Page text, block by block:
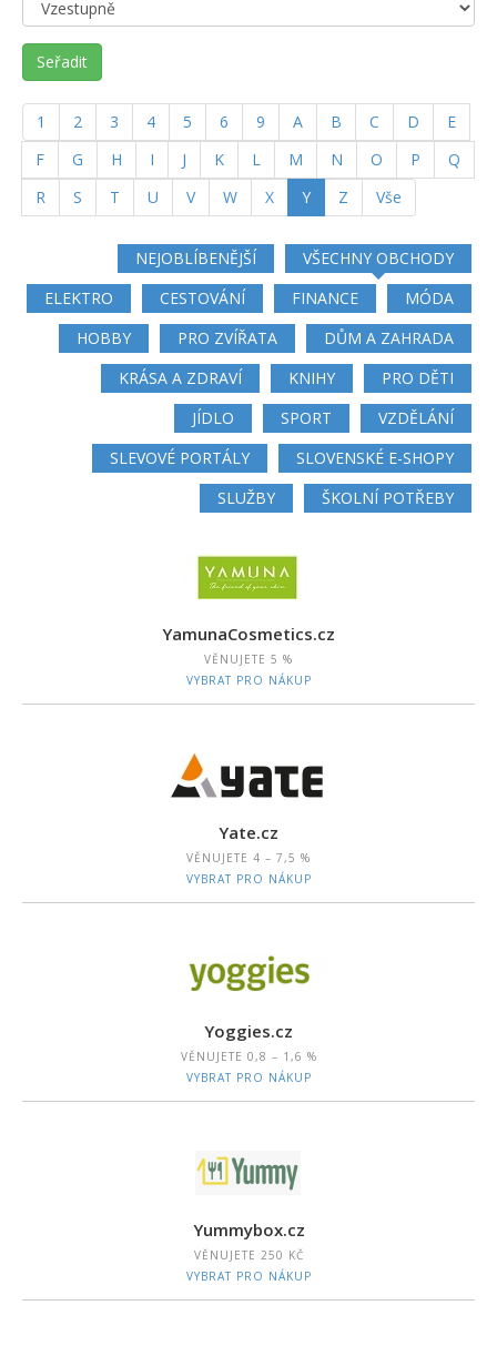
Seřadit
1 2 3 4 5 6 9 A B C D
E
F
G H I J K L M N O P
Q
R
S T U V W X Y(current)
Z Vše
NEJOBLÍBENĚJŠÍ
VŠECHNY OBCHODY
ELEKTRO
CESTOVÁNÍ FINANCE
MÓDA
HOBBY
PRO ZVÍŘATA
DŮM A ZAHRADA
KRÁSA A ZDRAVÍ
KNIHY
PRO DĚTI
JÍDLO
SPORT
VZDĚLÁNÍ
SLEVOVÉ PORTÁLY
SLOVENSKÉ E-SHOPY
SLUŽBY
ŠKOLNÍ POTŘEBY
YamunaCosmetics.cz
VĚNUJETE 5 %
VYBRAT PRO NÁKUP
Yate.cz
VĚNUJETE 4 – 7,5 %
VYBRAT PRO NÁKUP
Yoggies.cz
VĚNUJETE 0,8 – 1,6 %
VYBRAT PRO NÁKUP
Yummybox.cz
VĚNUJETE 250 KČ
VYBRAT PRO NÁKUP